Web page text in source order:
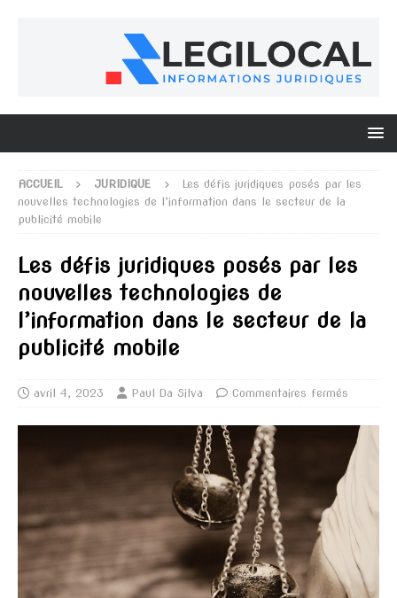
ACCUEIL JURIDIQUE
Les défis juridiques posés par les
nouvelles technologies de l’information dans le secteur de la
publicité mobile
Les défis juridiques posés par les
nouvelles technologies de
l’information dans le secteur de la
publicité mobile
avril 4, 2023 Paul Da Silva Commentaires fermés